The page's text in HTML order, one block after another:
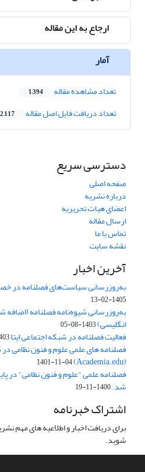
ارجاع به این مقاله
آمار
تعداد مشاهده مقاله 1,394
تعداد دریافت فایل اصل مقاله 2,117
دسترسی سریع
صفحه اصلی
درباره نشریه
اعضای هیات تحریریه
ارسال مقاله
تماس با ما
نقشه سایت
آخرین اخبار
به‌روزرسانی سیاست‌های فصلنامه در
1405-02-13
به‌روزرسانی شیوه‌نامه فصلنامه
انگلیسی)1403-08-05
فعالیت فصلنامه در شبکه اجتماعی ایتا08-04
فصلنامه های علمی علوم و فنون نظامی
(Academia.edu)
1401-11-04
شد.1400-11-19
اشتراک خبرنامه
برای دریافت اخبار و اطلاعیه های مهم
شوید.